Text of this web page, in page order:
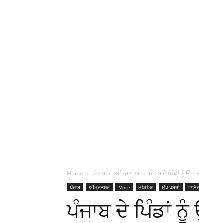
Home ਪੰਜਾਬ ਅੰਮ੍ਰਿਤਸਰ ਪੰਜਾਬ ਦੇ ਪਿੰਡਾਂ ਨੂੰ
ਪੰਜਾਬ ਅੰਮ੍ਰਿਤਸਰ More ਮੀਡੀਆ ਮੁੱਖ ਖਬਰਾਂ
ਪੰਜਾਬ ਦੇ ਪਿੰਡਾਂ